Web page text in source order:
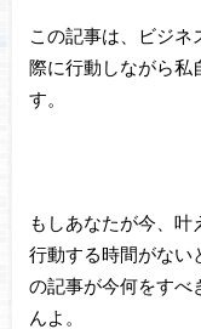
この記事は、ビジ
際に行動しながら私
す。
もしあなたが今、叶
行動する時間がない
の記事が今何をすべ
んよ。